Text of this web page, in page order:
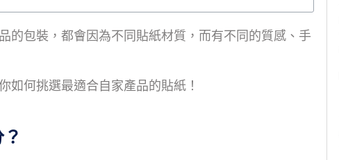
的包裝，都會因為不同貼紙材質，而有不同的質感、手
如何挑選最適合自家產品的貼紙！